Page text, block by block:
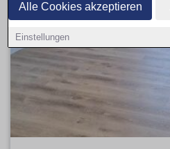
Alle Cookies akzeptieren
Einstellungen